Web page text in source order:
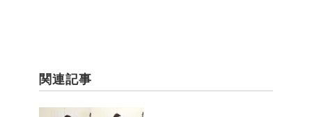
関連記事